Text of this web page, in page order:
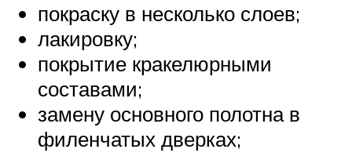
покраску в несколько слоев;
лакировку;
покрытие кракелюрными
составами;
замену основного полотна в
филенчатых дверках;